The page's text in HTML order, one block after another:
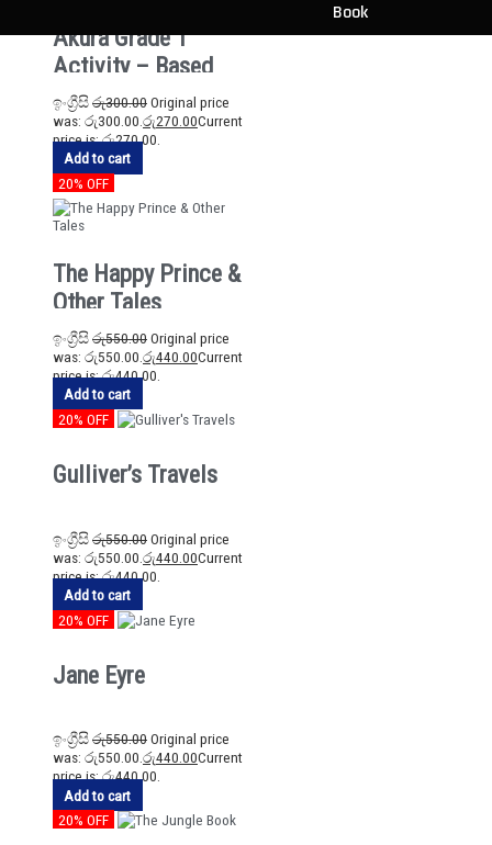
Book
Akura Grade 1
Activity – Based
English Assessment
ඉංග්‍රීසිරු300.00Original price
was: රු300.00. රු270.00Current
price is: රු270.00.
Add to cart
20% OFF
The Happy Prince &
Other Tales
ඉංග්‍රීසිරු550.00Original price
was: රු550.00. රු440.00Current
price is: රු440.00.
Add to cart
20% OFF
Gulliver’s Travels
ඉංග්‍රීසිරු550.00Original price
was: රු550.00. රු440.00Current
price is: රු440.00.
Add to cart
20% OFF
Jane Eyre
ඉංග්‍රීසිරු550.00Original price
was: රු550.00.රු440.00Current
price is: රු440.00.
Add to cart
20% OFF